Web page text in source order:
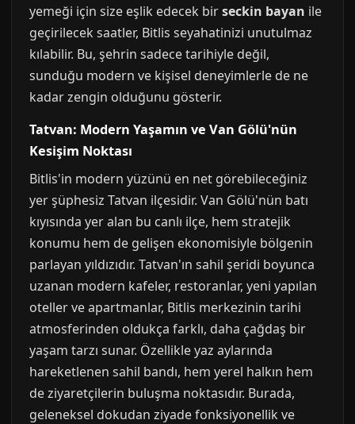
yemeği için size eşlik edecek birseckin bayan ile
geçirilecek saatler, Bitlis seyahatinizi unutulmaz
kılabilir. Bu, şehrin sadece tarihiyle değil,
sunduğu modern ve kişisel deneyimlerle de ne
kadar zengin olduğunu gösterir.
Tatvan: Modern Yaşamın ve Van Gölü'nün
Kesişim Noktası
Bitlis'in modern yüzünü en net görebileceğiniz
yer şüphesiz Tatvan ilçesidir. Van Gölü'nün batı
kıyısında yer alan bu canlı ilçe, hem stratejik
konumu hem de gelişen ekonomisiyle bölgenin
parlayan yıldızıdır. Tatvan'ın sahil şeridi boyunca
uzanan modern kafeler, restoranlar, yeni yapılan
oteller ve apartmanlar, Bitlis merkezinin tarihi
atmosferinden oldukça farklı, daha çağdaş bir
yaşam tarzı sunar. Özellikle yaz aylarında
hareketlenen sahil bandı, hem yerel halkın hem
de ziyaretçilerin buluşma noktasıdır. Burada,
geleneksel dokudan ziyade fonksiyonellik ve